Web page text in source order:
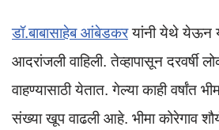
डॉ.बाबासाहेब आंबेडकरयांनी येथे येऊन
आदरांजली वाहिली. तेव्हापासून दरवर्षी
वाहण्यासाठी येतात. गेल्या काही वर्षांत
संख्या खूप वाढली आहे. भीमा कोरेगाव